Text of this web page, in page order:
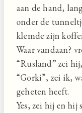
aan de hand,
onder de
klemde zijn
Waar vandaan?
“Rusland” zei
“Gorki”, zei ik,
geheten heeft.
Yes, zei hij en hij